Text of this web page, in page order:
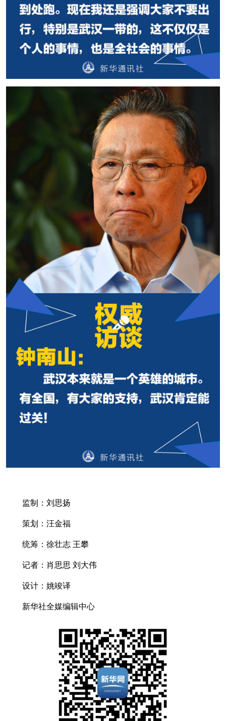
监制：刘思扬
策划：汪金福
统筹：徐壮志 王攀
记者：肖思思 刘大伟
设计：姚竣译
新华社全媒编辑中心